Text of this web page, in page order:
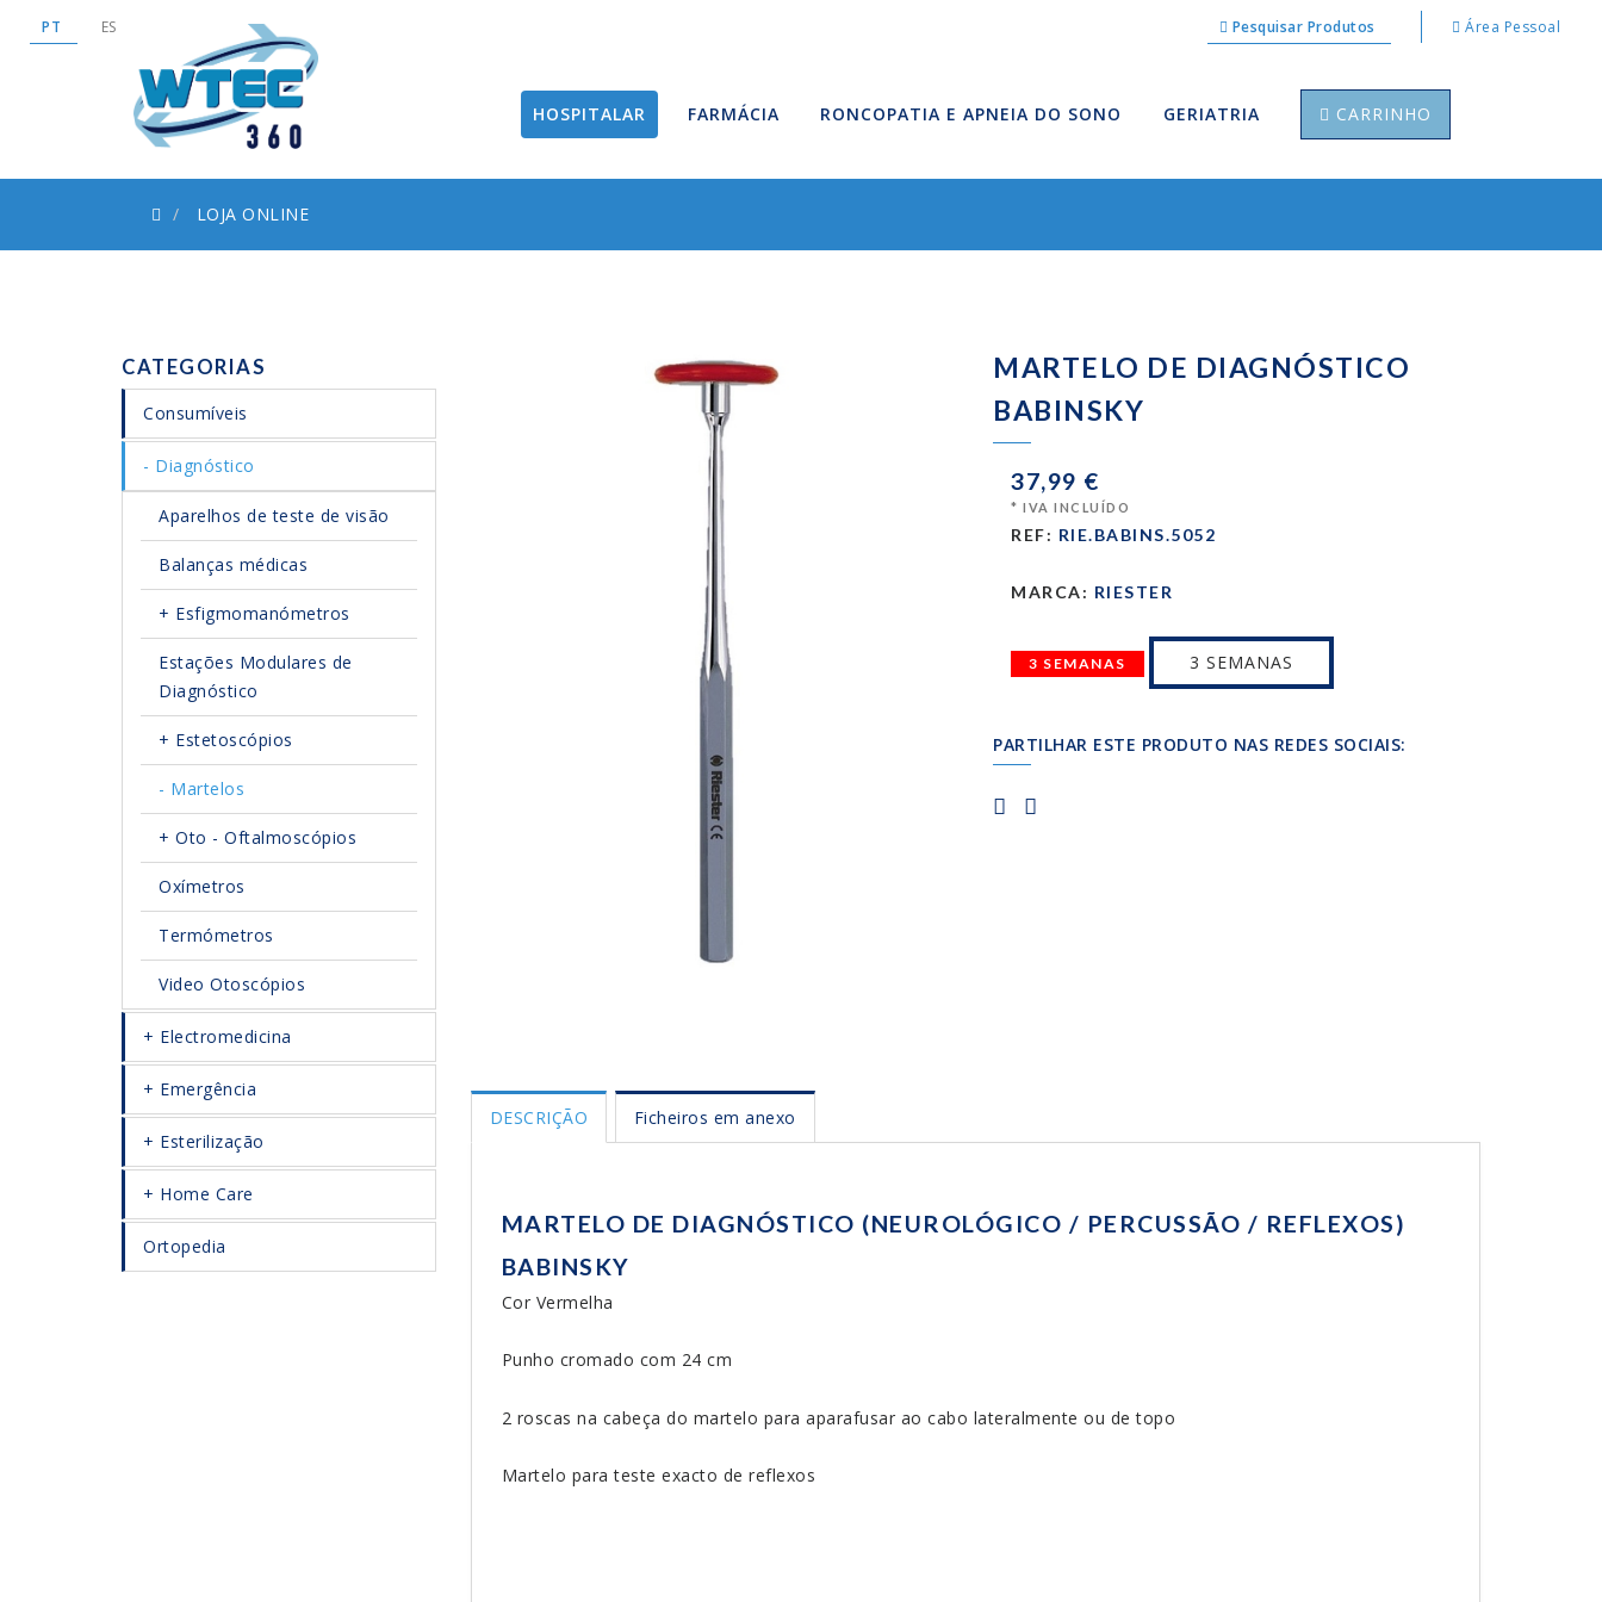
PT ES Pesquisar Produtos Área Pessoal
HOSPITALAR FARMÁCIA RONCOPATIA E APNEIA DO SONO GERIATRIA CARRINHO
LOJA ONLINE
CATEGORIAS
Consumíveis
Diagnóstico
Aparelhos de teste de visão
Balanças médicas
Esfigmomanómetros
Estações Modulares de
Diagnóstico
Estetoscópios
Martelos
Oto - Oftalmoscópios
Oxímetros
Termómetros
Video Otoscópios
Electromedicina
Emergência
Esterilização
Home Care
Ortopedia
MARTELO DE DIAGNÓSTICO
BABINSKY
37,99 €
* IVA INCLUÍDO
REF: RIE.BABINS.5052
MARCA: RIESTER
3 SEMANAS 3 SEMANAS
PARTILHAR ESTE PRODUTO NAS REDES SOCIAIS:
DESCRIÇÃO Ficheiros em anexo
MARTELO DE DIAGNÓSTICO (NEUROLÓGICO / PERCUSSÃO / REFLEXOS)
BABINSKY
Cor Vermelha
Punho cromado com 24 cm
2 roscas na cabeça do martelo para aparafusar ao cabo lateralmente ou de topo
Martelo para teste exacto de reflexos